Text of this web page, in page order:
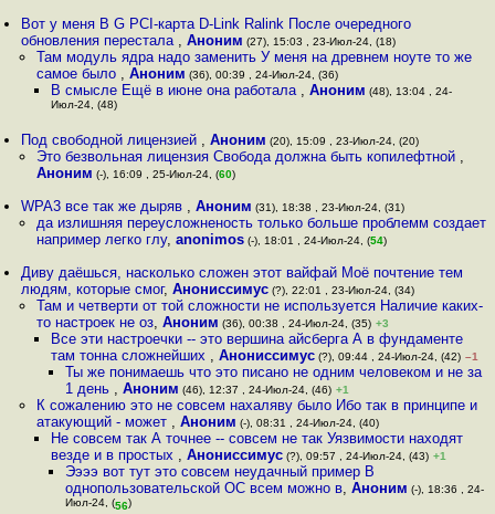
Вот у меня B G PCI-карта D-Link Ralink После очередного
обновления перестала ,Аноним (27), 15:03 , 23-Июл-24, (18)
Там модуль ядра надо заменить У меня на древнем ноуте то же
самое было , Аноним (36), 00:39 , 24-Июл-24, (36)
В смысле Ещё в июне она работала , Аноним (48), 13:04 , 24-
Июл-24, (48)
Под свободной лицензией ,Аноним (20), 15:09 , 23-Июл-24, (20)
Это безвольная лицензия Свобода должна быть копилефтной ,
Аноним (-), 16:09 , 25-Июл-24, (60)
WPA3 все так же дыряв ,Аноним (31), 18:38 , 23-Июл-24, (31)
да излишняя переусложненость только больше проблемм создает
например легко глу, anonimos(-), 18:01 , 24-Июл-24, (54)
Диву даёшься, насколько сложен этот вайфай Моё почтение тем
людям, которые смог,Анониссимус (?), 22:01 , 23-Июл-24, (34)
Там и четверти от той сложности не используется Наличие каких-
то настроек не оз, Аноним (36), 00:38 , 24-Июл-24, (35) +3
Все эти настроечки -- это вершина айсберга А в фундаменте
там тонна сложнейших , Анониссимус(?), 09:44 , 24-Июл-24, (42) –1
Ты же понимаешь что это писано не одним человеком и не за
1 день ,Аноним (46), 12:37 , 24-Июл-24, (46) +1
К сожалению это не совсем нахаляву было Ибо так в принципе и
атакующий - может , Аноним (-), 08:31 , 24-Июл-24, (40)
Не совсем так А точнее -- совсем не так Уязвимости находят
везде и в простых , Анониссимус(?), 09:57 , 24-Июл-24, (43) +1
Ээээ вот тут это совсем неудачный пример В
однопользовательской ОС всем можно в,Аноним (-), 18:36 , 24-
Июл-24, (56)